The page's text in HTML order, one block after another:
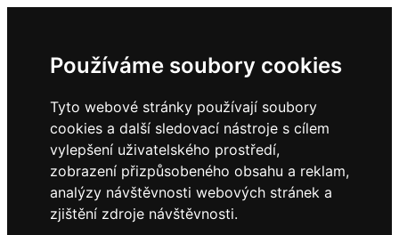
Používáme soubory cookies
Tyto webové stránky používají soubory
cookies a další sledovací nástroje s cílem
vylepšení uživatelského prostředí,
zobrazení přizpůsobeného obsahu a reklam,
analýzy návštěvnosti webových stránek a
zjištění zdroje návštěvnosti.